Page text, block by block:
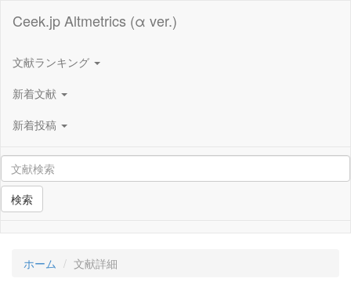
Ceek.jp Altmetrics (α ver.)
文献ランキング
新着文献
新着投稿
検索
ホーム 文献詳細